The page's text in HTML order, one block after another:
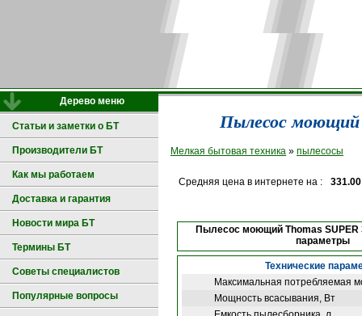
Дерево меню
Статьи и заметки о БТ
Производители БТ
Как мы работаем
Доставка и гарантия
Новости мира БТ
Термины БТ
Советы специалистов
Популярные вопросы
Пылесос моющий
Мелкая бытовая техника » пылесосы
Средняя цена в интернете на : 331.00
Пылесос моющий Thomas SUPER
параметры
Технические
Максимальная потребляемая
Мощность всасывания, Вт